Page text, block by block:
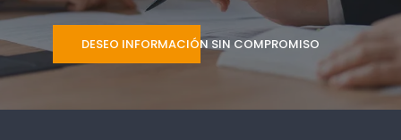
DESEO INFORMACIÓN SIN COMPROMISO